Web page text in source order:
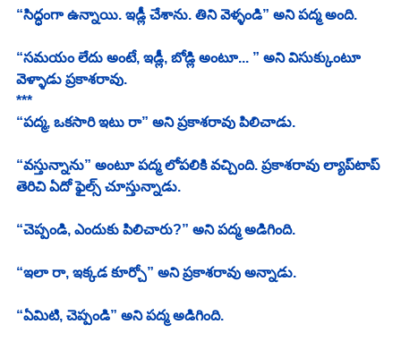
“సిద్ధంగా ఉన్నాయి. ఇడ్లీ చేశాను. తిని వెళ్ళండి” అని పద్మ అంది.
“సమయం లేదు అంటే, ఇడ్లీ, బోడ్లి అంటూ... ” అని విసుక్కుంటూ
వెళ్ళాడు ప్రకాశరావు.
***
“పద్మ, ఒకసారి ఇటు రా” అని ప్రకాశరావు పిలిచాడు.
“వస్తున్నాను” అంటూ పద్మ లోపలికి వచ్చింది. ప్రకాశరావు ల్యాప్‌టాప్
తెరిచి ఏదో ఫైల్స్ చూస్తున్నాడు.
“చెప్పండి, ఎందుకు పిలిచారు?” అని పద్మ అడిగింది.
“ఇలా రా, ఇక్కడ కూర్చో” అని ప్రకాశరావు అన్నాడు.
“ఏమిటి, చెప్పండి” అని పద్మ అడిగింది.